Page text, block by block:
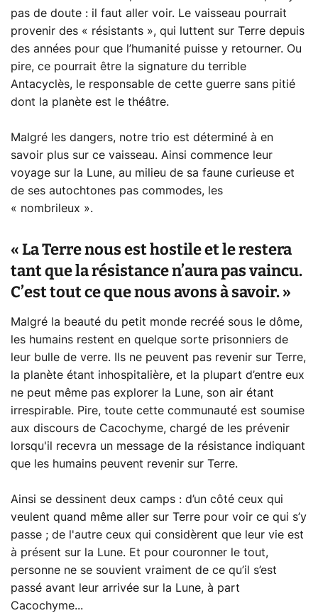
pas de doute : il faut aller voir. Le vaisseau pourrait
provenir des « résistants », qui luttent sur Terre depuis
des années pour que l’humanité puisse y retourner. Ou
pire, ce pourrait être la signature du terrible
Antacyclès, le responsable de cette guerre sans pitié
dont la planète est le théâtre.
Malgré les dangers, notre trio est déterminé à en
savoir plus sur ce vaisseau. Ainsi commence leur
voyage sur la Lune, au milieu de sa faune curieuse et
de ses autochtones pas commodes, les
« nombrileux ».
« La Terre nous est hostile et le restera
tant que la résistance n’aura pas vaincu.
C’est tout ce que nous avons à savoir. »
Malgré la beauté du petit monde recréé sous le dôme,
les humains restent en quelque sorte prisonniers de
leur bulle de verre. Ils ne peuvent pas revenir sur Terre,
la planète étant inhospitalière, et la plupart d’entre eux
ne peut même pas explorer la Lune, son air étant
irrespirable. Pire, toute cette communauté est soumise
aux discours de Cacochyme, chargé de les prévenir
lorsqu'il recevra un message de la résistance indiquant
que les humains peuvent revenir sur Terre.
Ainsi se dessinent deux camps : d’un côté ceux qui
veulent quand même aller sur Terre pour voir ce qui s’y
passe ; de l'autre ceux qui considèrent que leur vie est
à présent sur la Lune. Et pour couronner le tout,
personne ne se souvient vraiment de ce qu’il s’est
passé avant leur arrivée sur la Lune, à part
Cacochyme...